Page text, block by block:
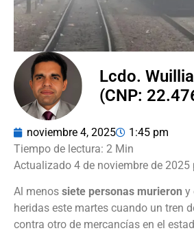
Lcdo.
(CNP:
noviembre 4, 2025 1:45 pm
Actualizado 4 de noviembre de 2025
Al menos siete personas murieron y
heridas este martes cuando un tren
contra otro de mercancías en el